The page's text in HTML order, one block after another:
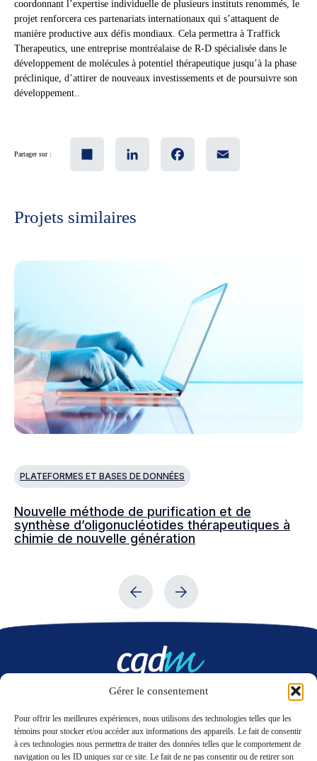
Gérer le consentement
Pour offrir les meilleures expériences, nous utilisons des technologies telles que les
témoins pour stocker et/ou accéder aux informations des appareils. Le fait de consentir
à ces technologies nous permettra de traiter des données telles que le comportement de
navigation ou les ID uniques sur ce site. Le fait de ne pas consentir ou de retirer son
coordonnant l’expertise individuelle de plusieurs instituts renommés, le
projet renforcera ces partenariats internationaux qui s’attaquent de
manière productive aux défis mondiaux. Cela permettra à Traffick
Therapeutics, une entreprise montréalaise de R-D spécialisée dans le
développement de molécules à potentiel thérapeutique jusqu’à la phase
préclinique, d’attirer de nouveaux investissements et de poursuivre son
développement..
Partager sur :
Projets similaires
PLATEFORMES ET BASES DE DONNÉES
Nouvelle méthode de purification et de
synthèse d’oligonucléotides thérapeutiques à
chimie de nouvelle génération
LinkedIn Twitter